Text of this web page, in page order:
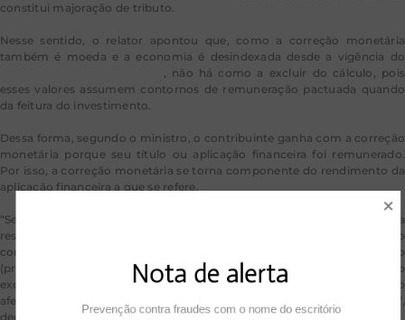
constitui majoração de tributo.
Nesse sentido, o relator apontou que, como a correção monetária
também é moeda e a economia é desindexada desde a vigência do
, não há como a excluir do cálculo, pois
esses valores assumem contornos de remuneração pactuada quando
da feitura do investimento.
Dessa forma, segundo o ministro, o contribuinte ganha com a correção
monetária porque seu título ou aplicação financeira foi remunerado.
Por isso, a correção monetária se torna componente do rendimento da
aplicação financeira a que se refere.
“Sendo assim, há justiça na tributação dessa proporção, pois a
restauração dos efeitos corrosivos da inflação deve atender tanto ao
contribuinte (preservação do capital aplicado) quanto ao fisco
(preservação do valor do tributo). E aqui convém fazer o mesmo
exercício lógico para as situações de deflação: fisco e contribuinte serão
afetados negativamente necessariamente na mesma proporção”,
declarou.
Nota de alerta
Prevenção contra fraudes com o nome do escritório